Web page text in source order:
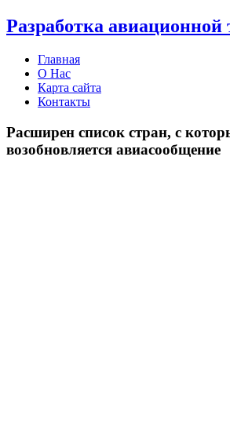
Разработка авиационной
Главная
О Нас
Карта сайта
Контакты
Расширен список стран, с
возобновляется авиасообщение